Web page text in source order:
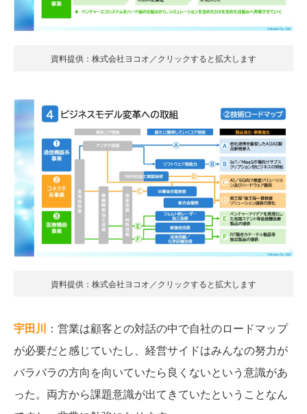
資料提供：株式会社ヨコオ／クリックすると拡大します
資料提供：株式会社ヨコオ／クリックすると拡大します
宇田川 ：営業は顧客との対話の中で自社のロードマップ
が必要だと感じていたし、経営サイドはみんなの努力が
バラバラの方向を向いていたら良くないという意識があ
った。両方から課題意識が出てきていたということなん